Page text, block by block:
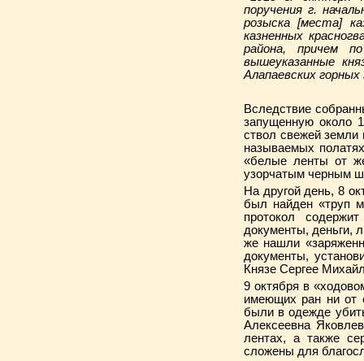
поручения г.
розыска [места]
казненных
района, причем
вышеуказанные
Алапаевских горных
Вследствие
запущенную около
ствол свежей
называемых
«белые ленты от
узорчатым черным
На другой день, 8
был найден «труп
протокол
документы, деньги,
же нашли
документы,
Князе Сергее
9 октября в
имеющих ран ни от
были в одежде
Алексеевна
лентах, а также
сложены для